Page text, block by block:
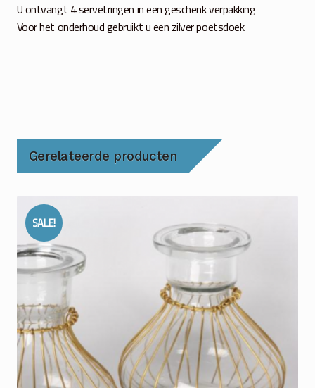
U ontvangt 4 servetringen in een geschenk verpakking
Voor het onderhoud gebruikt u een zilver poetsdoek
Gerelateerde producten
SALE!